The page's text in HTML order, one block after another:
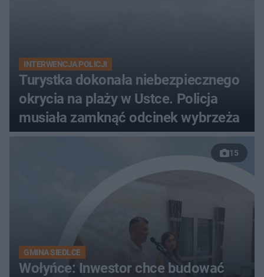
INTERWENCJA POLICJI
Turystka dokonała niebezpiecznego
okrycia na plaży w Ustce. Policja
musiała zamknąć odcinek wybrzeża
15
GMINA SIEDLCE
Wołyńce: Inwestor chce budować